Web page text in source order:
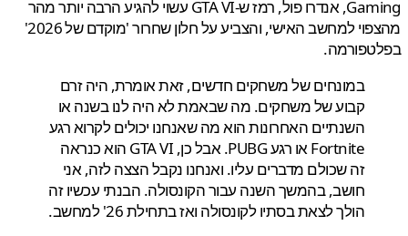
Gaming, אנדרו פול, רמז ש-GTA VI עשוי להגיע הרבה יותר מהר
מהצפוי למחשב האישי, והצביע על חלון שחרור 'מוקדם של 2026'
במונחים של משחקים חדשים, זאת אומרת, היה זרם
קבוע של משחקים. מה שבאמת לא היה לנו בשנה או
השנתיים האחרונות הוא מה שאנחנו יכולים לקרוא רגע
Fortnite או רגע PUBG. אבל כן, GTA VI הוא כנראה
זה שכולם מדברים עליו. ואנחנו נקבל הצצה לזה, אני
חושב, בהמשך השנה עבור הקונסולה. הבנתי עכשיו זה
הולך לצאת בסתיו לקונסולה ואז בתחילת 26' למחשב.